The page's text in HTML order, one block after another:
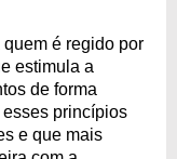
é regido por
estimula a
de forma
princípios
e que mais